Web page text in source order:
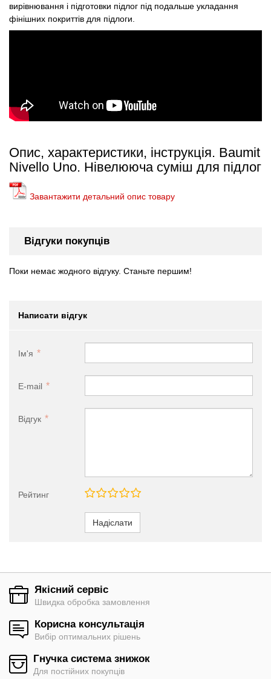
вирівнювання і підготовки підлог під подальше укладання
фінішних покриттів для підлоги.
Опис, характеристики, інструкція. Baumit
Nivello Uno. Нівелююча суміш для підлог
Завантажити детальний опис товару
Відгуки покупців
Поки немає жодного відгуку. Станьте першим!
Написати відгук
Ім'я
E-mail
Відгук
Рейтинг
Надіслати
Якісний сервіс
Швидка обробка замовлення
Корисна консультація
Вибір оптимальних рішень
Гнучка система знижок
Для постійних покупців